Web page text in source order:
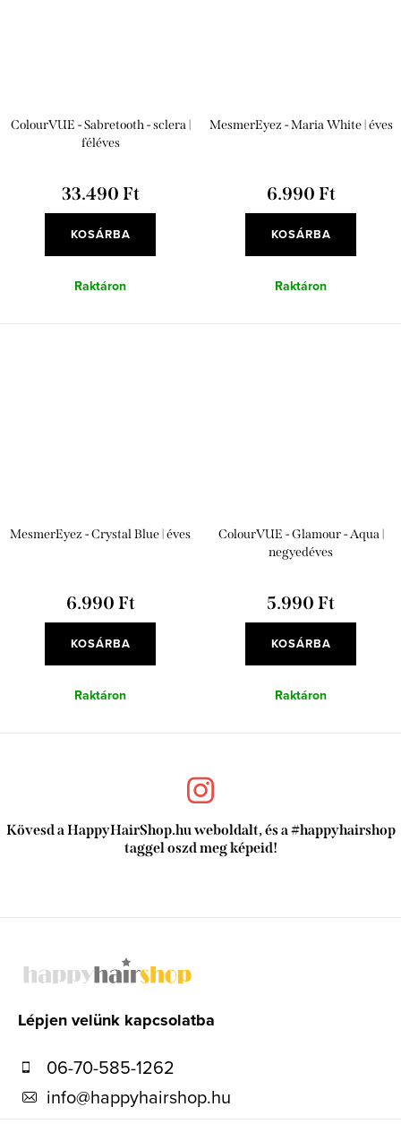
ColourVUE - Sabretooth - sclera |
féléves
33.490 Ft
KOSÁRBA
Raktáron
MesmerEyez - Maria White | éves
6.990 Ft
KOSÁRBA
Raktáron
MesmerEyez - Crystal Blue | éves
6.990 Ft
KOSÁRBA
Raktáron
ColourVUE - Glamour - Aqua |
negyedéves
5.990 Ft
KOSÁRBA
Raktáron
Kövesd a HappyHairShop.hu weboldalt, és a #happyhairshop
taggel oszd meg képeid!
Lépjen velünk kapcsolatba
06-70-585-1262
info@happyhairshop.hu